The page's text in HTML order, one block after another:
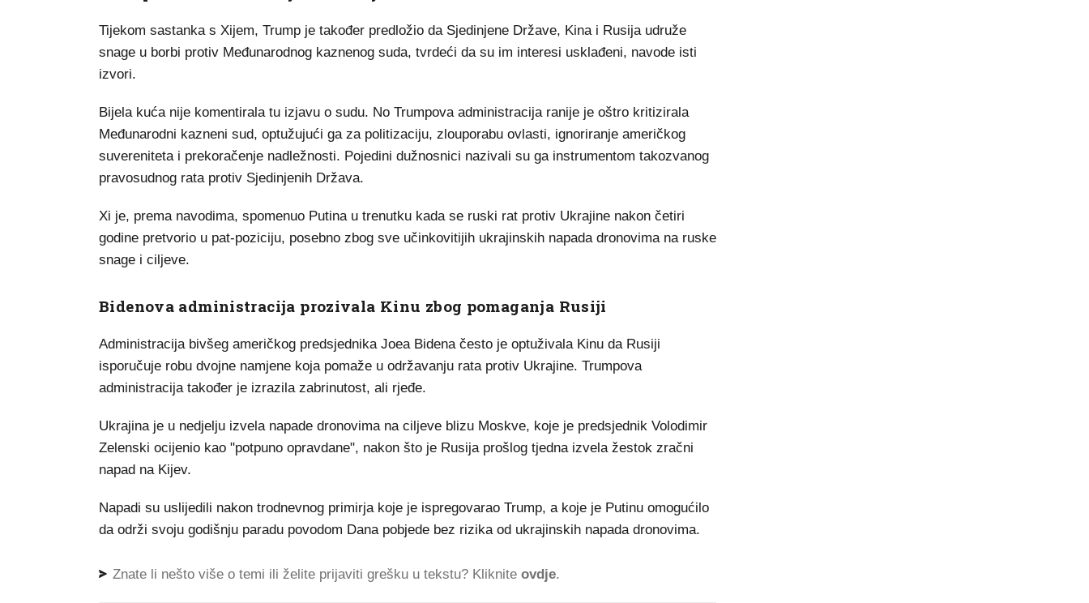
Tijekom sastanka s Xijem, Trump je također predložio da Sjedinjene Države, Kina i Rusija udruže
snage u borbi protiv Međunarodnog kaznenog suda, tvrdeći da su im interesi usklađeni, navode isti
izvori.
Bijela kuća nije komentirala tu izjavu o sudu. No Trumpova administracija ranije je oštro kritizirala
Međunarodni kazneni sud, optužujući ga za politizaciju, zlouporabu ovlasti, ignoriranje američkog
suvereniteta i prekoračenje nadležnosti. Pojedini dužnosnici nazivali su ga instrumentom takozvanog
pravosudnog rata protiv Sjedinjenih Država.
Xi je, prema navodima, spomenuo Putina u trenutku kada se ruski rat protiv Ukrajine nakon četiri
godine pretvorio u pat-poziciju, posebno zbog sve učinkovitijih ukrajinskih napada dronovima na ruske
snage i ciljeve.
Bidenova administracija prozivala Kinu zbog pomaganja Rusiji
Administracija bivšeg američkog predsjednika Joea Bidena često je optuživala Kinu da Rusiji
isporučuje robu dvojne namjene koja pomaže u održavanju rata protiv Ukrajine. Trumpova
administracija također je izrazila zabrinutost, ali rjeđe.
Ukrajina je u nedjelju izvela napade dronovima na ciljeve blizu Moskve, koje je predsjednik Volodimir
Zelenski ocijenio kao "potpuno opravdane", nakon što je Rusija prošlog tjedna izvela žestok zračni
napad na Kijev.
Napadi su uslijedili nakon trodnevnog primirja koje je ispregovarao Trump, a koje je Putinu omogućilo
da održi svoju godišnju paradu povodom Dana pobjede bez rizika od ukrajinskih napada dronovima.
Znate li nešto više o temi ili želite prijaviti grešku u tekstu? Kliknite ovdje.